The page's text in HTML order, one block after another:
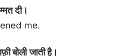
दी।
me.
बोली जाती है।